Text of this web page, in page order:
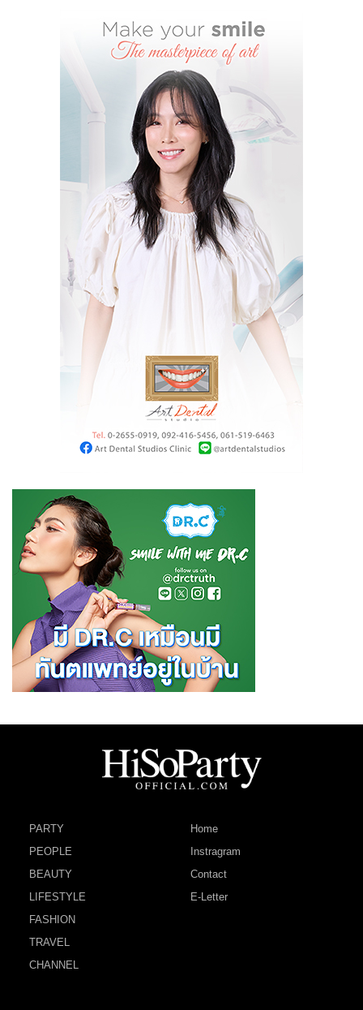
PARTY
PEOPLE
BEAUTY
LIFESTYLE
FASHION
TRAVEL
CHANNEL
Home
Instragram
Contact
E-Letter